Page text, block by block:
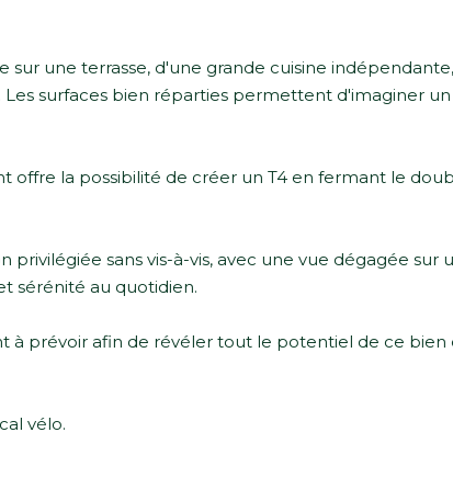
une terrasse, d'une grande cuisine
surfaces bien réparties permettent d'imaginer un
la possibilité de créer un T4 en fermant le
sans vis-à-vis, avec une vue dégagée sur
sérénité au quotidien.
à prévoir afin de révéler tout le potentiel de ce bien
vélo.